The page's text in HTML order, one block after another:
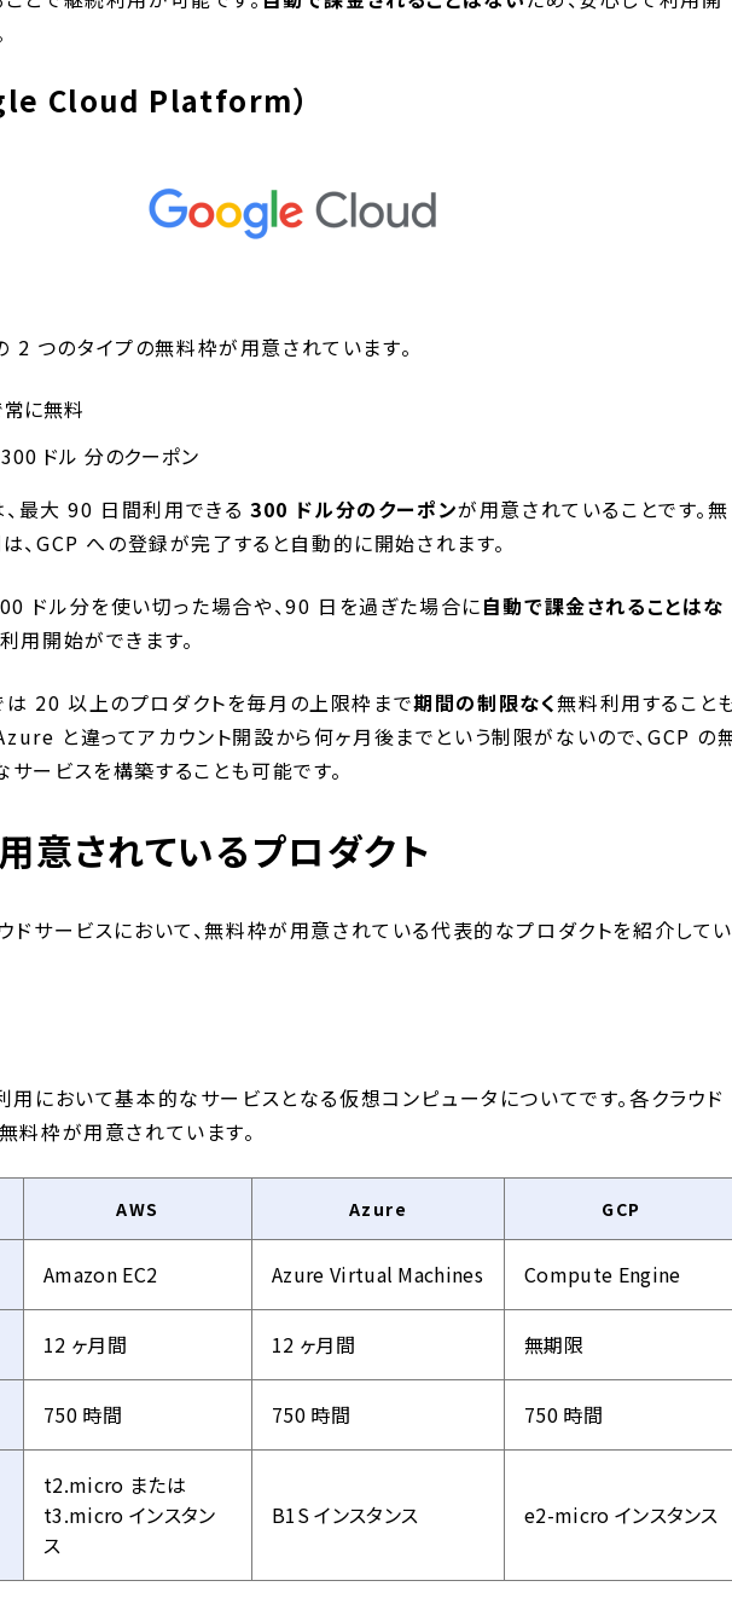
Cloud Platform）
2 つのタイプの無料枠が用意されています。
に無料
ドル 分のクーポン
、最大 90 日間利用できる 300 ドル分のクーポンが用意されていることです。無
、GCP への登録が完了すると自動的に開始されます。
ドル分を使い切った場合や、90 日を過ぎた場合に自動で課金されることはな
用開始ができます。
は 20 以上のプロダクトを毎月の上限枠まで期間の制限なく無料利用すること
と違ってアカウント開設から何ヶ月後までという制限がないので、GCP の
ービスを構築することも可能です。
意されているプロダクト
ドサービスにおいて、無料枠が用意されている代表的なプロダクトを紹介してい
用において基本的なサービスとなる仮想コンピュータについてです。各クラウド
料枠が用意されています。
AWS Azure GCP
Amazon EC2 Azure Virtual Machines Compute Engine
12 ヶ月間 12 ヶ月間 無期限
750 時間 750 時間 750 時間
t2.micro または
t3.micro インスタン
ス
B1S インスタンス e2-micro インスタンス